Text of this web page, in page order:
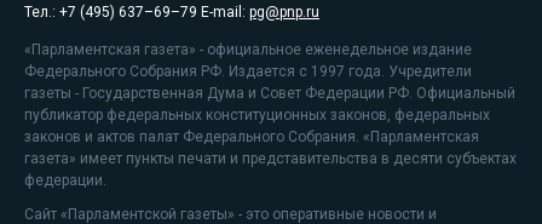
Тел.: +7 (495) 637–69–79 E-mail: pg@pnp.ru
«Парламентская газета» - официальное еженедельное издание
Федерального Собрания РФ. Издается с 1997 года. Учредители
газеты - Государственная Дума и Совет Федерации РФ. Официальный
публикатор федеральных конституционных законов, федеральных
законов и актов палат Федерального Собрания. «Парламентская
газета» имеет пункты печати и представительства в десяти субъектах
федерации.
Сайт «Парламентской газеты» - это оперативные новости и